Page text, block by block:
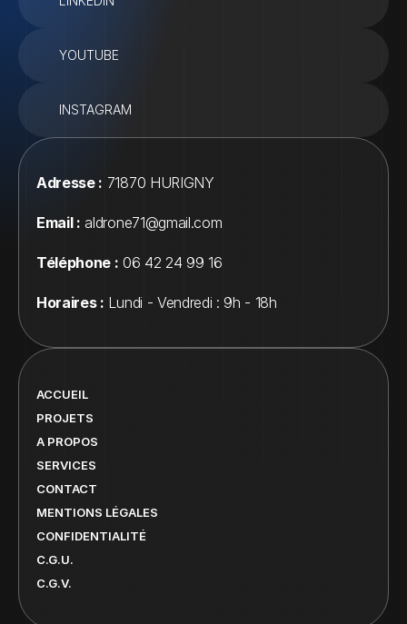
Adresse : 71870 HURIGNY
Email : aldrone71@gmail.com
Téléphone : 06 42 24 99 16
Horaires : Lundi - Vendredi : 9h - 18h
ACCUEIL
PROJETS
A PROPOS
SERVICES
CONTACT
MENTIONS LÉGALES
CONFIDENTIALITÉ
C.G.U.
C.G.V.
YOUTUBE
INSTAGRAM